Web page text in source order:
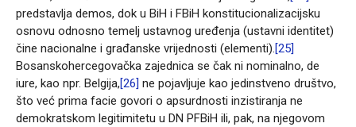
predstavlja demos, dok u BiH i FBiH konstitucionalizacijsku
osnovu odnosno temelj ustavnog uređenja (ustavni identitet)
čine nacionalne i građanske vrijednosti (elementi). [25]
Bosanskohercegovačka zajednica se čak ni nominalno, de
iure, kao npr. Belgija,[26] ne pojavljuje kao jedinstveno društvo,
što već prima facie govori o apsurdnosti inzistiranja ne
demokratskom legitimitetu u DN PFBiH ili, pak, na njegovom